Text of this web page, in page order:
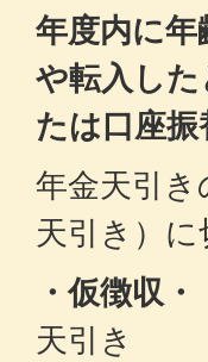
年度内に
や転入した
たは口座
年金天引き
天引き）に
・仮徴収
天引き